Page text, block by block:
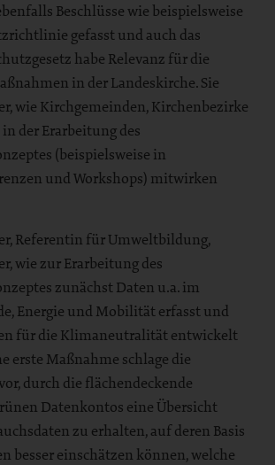
Beschlüsse wie beispielsweise
gefasst und auch das
habe Relevanz für die
in der Landeskirche. Sie
wie Kirchgemeinden, Kirchenbezirke
der Erarbeitung des
(beispielsweise in
und Workshops) mitwirken
Referentin für Umweltbildung,
wie zur Erarbeitung des
zunächst Daten u.a. im
Energie und Mobilität erfasst und
für die Klimaneutralität entwickelt
erste Maßnahme schlage die
durch die flächendeckende
Datenkontos eine Übersicht
zu erhalten, auf deren Basis
besser einschätzen können, welche